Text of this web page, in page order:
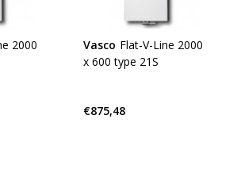
2000
Vasco Flat-V-Line 2000
x 600 type 21S
€875,48